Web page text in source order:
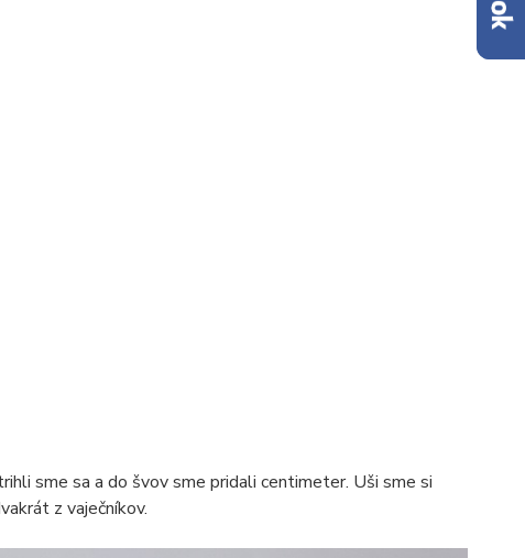
sme sa a do švov sme pridali centimeter. Uši sme si
z vaječníkov.